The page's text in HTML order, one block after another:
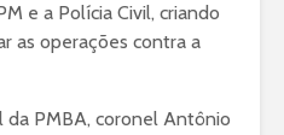
e a Polícia Civil, criando
as operações contra a
da PMBA, coronel Antônio